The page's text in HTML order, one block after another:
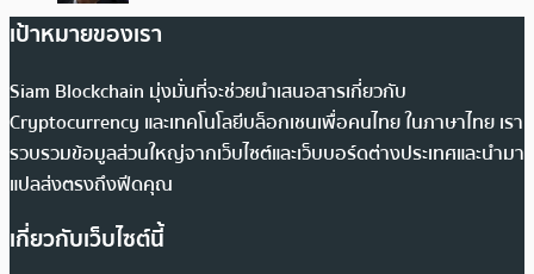
เป้าหมายของเรา
Siam Blockchain มุ่งมั่นที่จะช่วยนำเสนอสารเกี่ยวกับ
Cryptocurrency และเทคโนโลยีบล็อกเชนเพื่อคนไทย ในภาษาไทย เรา
รวบรวมข้อมูลส่วนใหญ่จากเว็บไซต์และเว็บบอร์ดต่างประเทศและนำมา
แปลส่งตรงถึงฟีดคุณ
เกี่ยวกับเว็บไซต์นี้